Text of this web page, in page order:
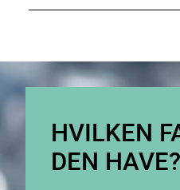
HVILKEN
DEN HAVE?